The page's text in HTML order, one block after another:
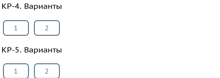
КР-4. Варианты
1 2
КР-5. Варианты
1 2